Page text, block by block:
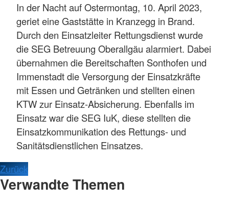
In der Nacht auf Ostermontag, 10. April 2023,
geriet eine Gaststätte in Kranzegg in Brand.
Durch den Einsatzleiter Rettungsdienst wurde
die SEG Betreuung Oberallgäu alarmiert. Dabei
übernahmen die Bereitschaften Sonthofen und
Immenstadt die Versorgung der Einsatzkräfte
mit Essen und Getränken und stellten einen
KTW zur Einsatz-Absicherung. Ebenfalls im
Einsatz war die SEG IuK, diese stellten die
Einsatzkommunikation des Rettungs- und
Sanitätsdienstlichen Einsatzes.
Zurück
Verwandte Themen